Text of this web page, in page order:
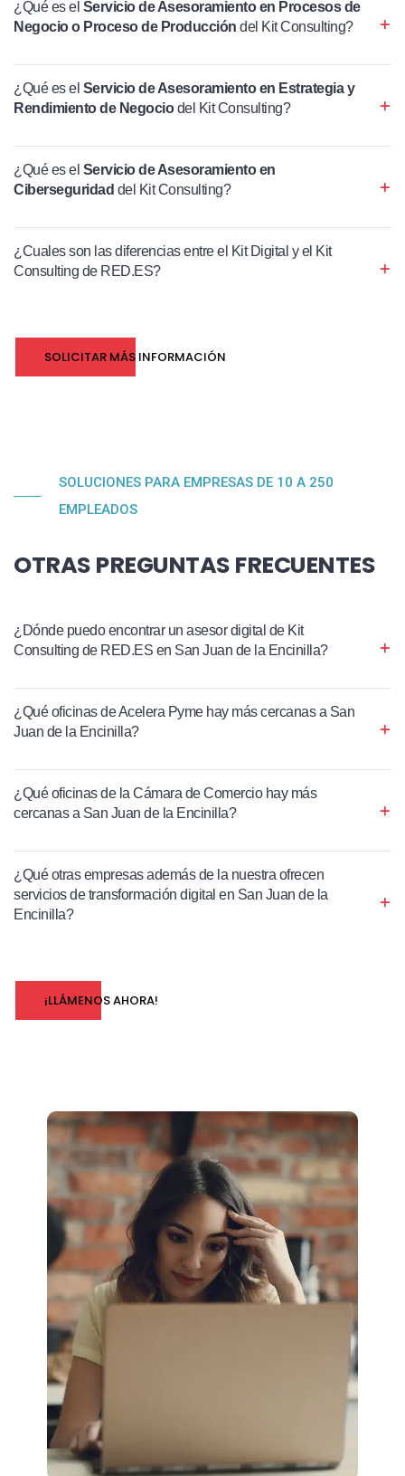
¿Qué es el Servicio de Asesoramiento en Procesos de
Negocio o Proceso de Producción del Kit Consulting?
¿Qué es el Servicio de Asesoramiento en Estrategia y
Rendimiento de Negociodel Kit Consulting?
¿Qué es el Servicio de Asesoramiento en
Ciberseguridad del Kit Consulting?
¿Cuales son las diferencias entre el Kit Digital y el Kit
Consulting de RED.ES?
SOLICITAR MÁS INFORMACIÓN
SOLUCIONES PARA EMPRESAS DE 10 A 250
EMPLEADOS
OTRAS PREGUNTAS FRECUENTES
¿Dónde puedo encontrar un asesor digital de Kit
Consulting de RED.ES en San Juan de la Encinilla?
¿Qué oficinas de Acelera Pyme hay más cercanas a San
Juan de la Encinilla?
¿Qué oficinas de la Cámara de Comercio hay más
cercanas a San Juan de la Encinilla?
¿Qué otras empresas además de la nuestra ofrecen
servicios de transformación digital en San Juan de la
Encinilla?
¡LLÁMENOS AHORA!